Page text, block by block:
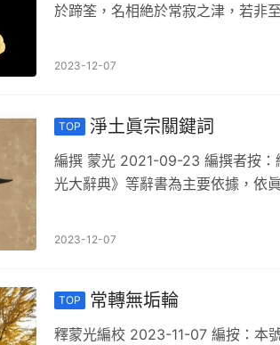
於蹄筌，名相絶於常寂之津，若非
2023-12-07
TOP 淨土眞宗關鍵詞
編撰 蒙光 2021-09-23 編撰者按：
光大辭典》等辭書為主要依據，依
2023-12-07
TOP 常轉無垢輪
釋蒙光編校 2023-11-07 編按：本